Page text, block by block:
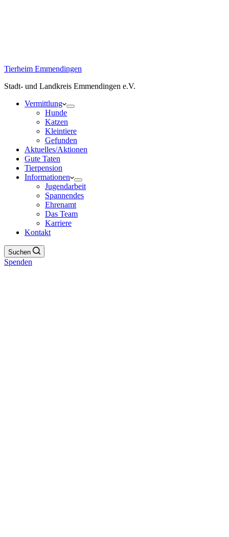
Tierheim Emmendingen
Stadt- und Landkreis Emmendingen e.V.
Vermittlung
Hunde
Katzen
Kleintiere
Gefunden
Aktuelles/Aktionen
Gute Taten
Tierpension
Informationen
Jugendarbeit
Spannendes
Ehrenamt
Das Team
Karriere
Kontakt
Suchen
Spenden